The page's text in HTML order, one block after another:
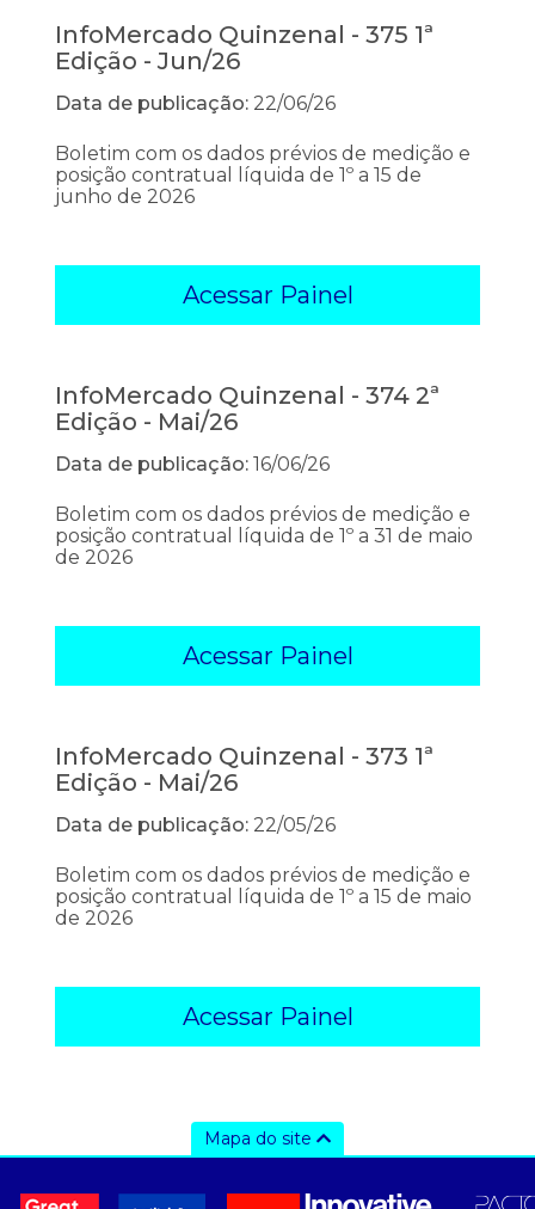
InfoMercado Quinzenal - 375 1ª
Edição - Jun/26
Data de publicação: 22/06/26
Boletim com os dados prévios de medição e
posição contratual líquida de 1º a 15 de
junho de 2026
Acessar Painel
InfoMercado Quinzenal - 374 2ª
Edição - Mai/26
Data de publicação: 16/06/26
Boletim com os dados prévios de medição e
posição contratual líquida de 1º a 31 de maio
de 2026
Acessar Painel
InfoMercado Quinzenal - 373 1ª
Edição - Mai/26
Data de publicação: 22/05/26
Boletim com os dados prévios de medição e
posição contratual líquida de 1º a 15 de maio
de 2026
Acessar Painel
Mapa do site